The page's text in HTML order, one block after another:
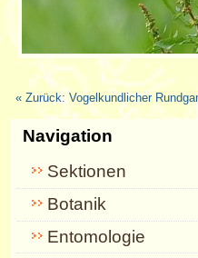
« Zurück: Vogelkundlicher
Navigation
Sektionen
Botanik
Entomologie